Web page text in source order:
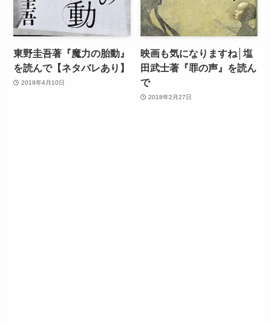
東野圭吾著『魔力の胎動』
を読んで【ネタバレあり】
2018年4月10日
映画も気になりますね│塩
田武士著『罪の声』を読ん
で
2018年2月27日